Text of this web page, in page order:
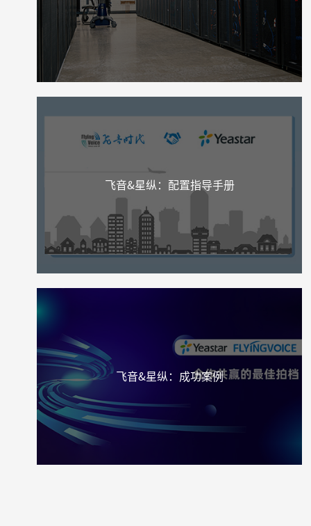
飞音&星纵：配置指导手册
飞音&星纵：成功案例